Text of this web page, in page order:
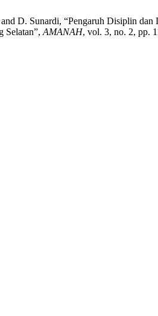
D. Sunardi, “Pengaruh Disiplin
Selatan”, AMANAH, vol. 3, no. 2, pp.